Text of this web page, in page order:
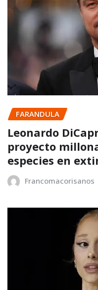
FARANDULA
Leonardo
proyecto
especies en
Francomacorisanos